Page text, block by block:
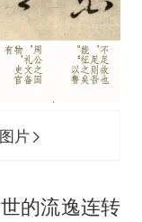
片
的流逸连转